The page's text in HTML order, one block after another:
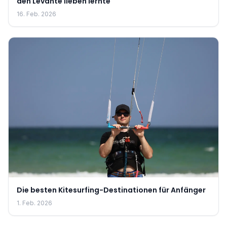
16. Feb. 2026
Die besten Kitesurfing-Destinationen für Anfänger
1. Feb. 2026